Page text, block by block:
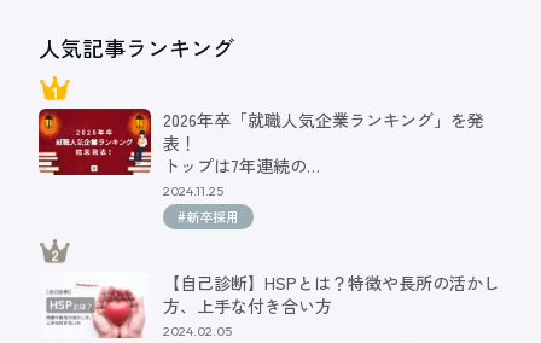
人気記事ランキング
2026年卒「就職人気企業ランキング」を発
表！
トップは7年連続の…
2024.11.25
#新卒採用
【自己診断】HSPとは？特徴や長所の活かし
方、上手な付き合い方
2024.02.05